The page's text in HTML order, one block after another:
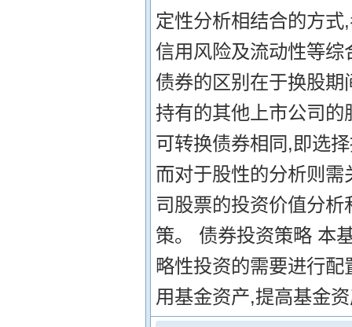
定性分析相结合的方
信用风险及流动性等
债券的区别在于换股
持有的其他上市公司
可转换债券相同,即选
而对于股性的分析则
司股票的投资价值分
策。 债券投资策略 本
略性投资的需要进行
用基金资产,提高基金